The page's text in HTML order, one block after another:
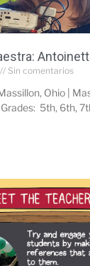
Sin comentarios
Ohio |
Grades: 5th, 6th,